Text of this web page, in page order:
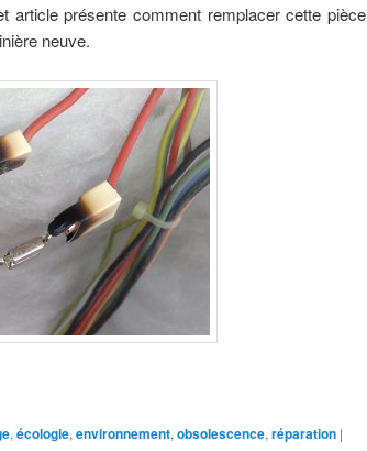
article présente comment remplacer cette pièce
neuve.
, écologie, environnement, obsolescence, réparation |